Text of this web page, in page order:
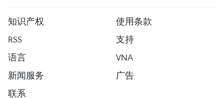
知识产权
使用条款
RSS
支持
语言
VNA
新闻服务
广告
联系